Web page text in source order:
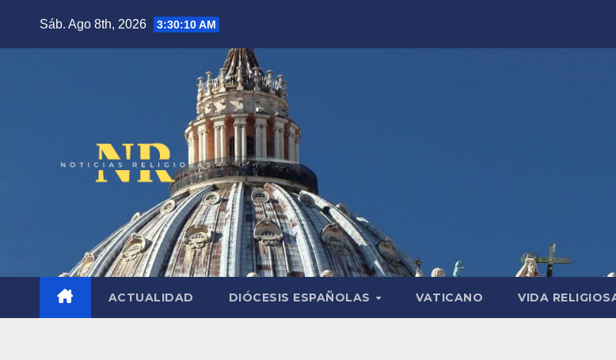
Sáb. Ago 8th, 2026 3:30:11 AM
ACTUALIDAD DIÓCESIS ESPAÑOLAS VATICANO VIDA